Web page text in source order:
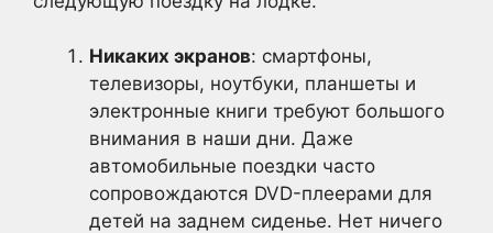
Никаких экранов: смартфоны,
телевизоры, ноутбуки, планшеты и
электронные книги требуют большого
внимания в наши дни. Даже
автомобильные поездки часто
сопровождаются DVD-плеерами для
детей на заднем сиденье. Нет ничего